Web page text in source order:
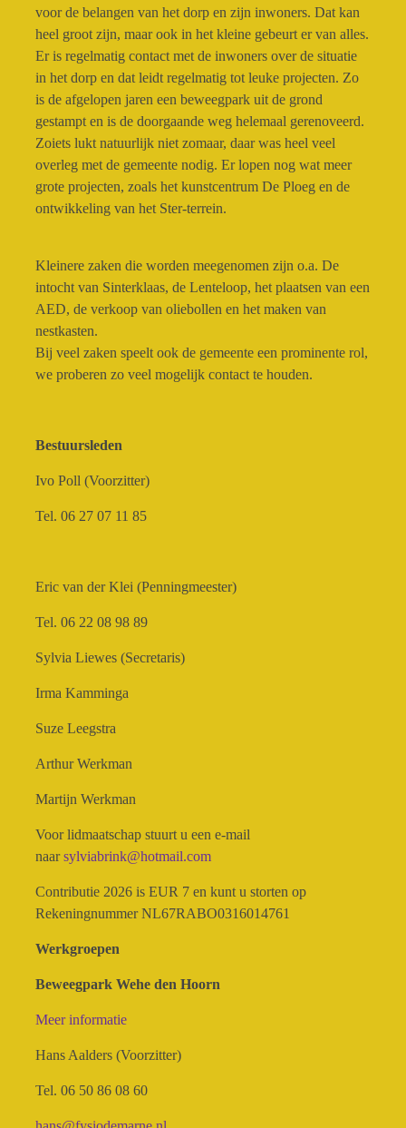
voor de belangen van het dorp en zijn inwoners. Dat kan
heel groot zijn, maar ook in het kleine gebeurt er van alles.
Er is regelmatig contact met de inwoners over de situatie
in het dorp en dat leidt regelmatig tot leuke projecten. Zo
is de afgelopen jaren een beweegpark uit de grond
gestampt en is de doorgaande weg helemaal gerenoveerd.
Zoiets lukt natuurlijk niet zomaar, daar was heel veel
overleg met de gemeente nodig. Er lopen nog wat meer
grote projecten, zoals het kunstcentrum De Ploeg en de
ontwikkeling van het Ster-terrein.
Kleinere zaken die worden meegenomen zijn o.a. De
intocht van Sinterklaas, de Lenteloop, het plaatsen van een
AED, de verkoop van oliebollen en het maken van
nestkasten.
Bij veel zaken speelt ook de gemeente een prominente rol,
we proberen zo veel mogelijk contact te houden.
Bestuursleden
​Ivo Poll (Voorzitter)
Tel. 06 27 07 11 85
Eric van der Klei (Penningmeester)
Tel. 06 22 08 98 89
Sylvia Liewes (Secretaris)
​Irma Kamminga
Suze Leegstra
​Arthur Werkman
Martijn Werkman
Voor lidmaatschap stuurt u een e-mail
naarsylviabrink@hotmail.com
​Contributie 2026 is EUR 7 en kunt u storten op
Rekeningnummer NL67RABO0316014761
Werkgroepen
Beweegpark Wehe den Hoorn
Meer informatie
Hans Aalders (Voorzitter)
Tel. 06 50 86 08 60